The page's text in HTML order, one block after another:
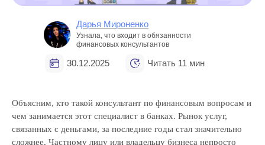
30.12.2025 Читать 11 мин
Узнала, что входит в обязанности
финансовых консультантов
Дарья Мироненко
Объясним, кто такой консультант по финансовым вопросам и
чем занимается этот специалист в банках. Рынок услуг,
связанных с деньгами, за последние годы стал значительно
сложнее. Частному лицу или владельцу бизнеса непросто